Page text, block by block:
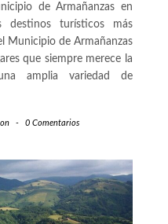
de Armañanzas en
destinos turísticos más
Municipio de Armañanzas
que siempre merece la
amplia variedad de
- 0 Comentarios